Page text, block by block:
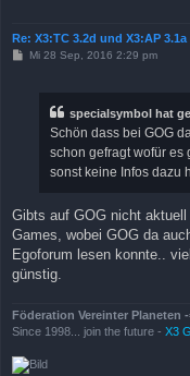
Re: X3:TC 3.2d und X3:AP
BMi 28 Sep, 2016 2:29 pm
specialsymbol hat
Schön dass bei GOG
schon gefragt wofür es
sonst keine Infos dazu
Gibts auf GOG nicht
Games, wobei GOG da
Egoforum lesen konnte..
günstig.
Föderation Vereinter Planeten -
Since 1998... join the future - X3